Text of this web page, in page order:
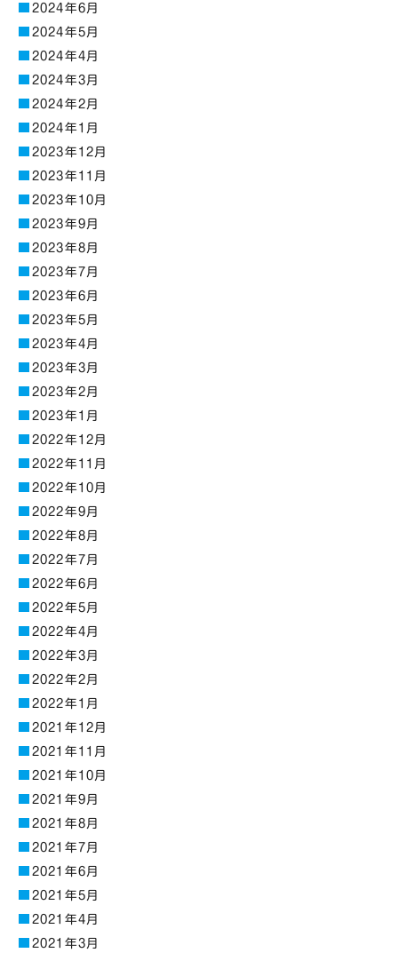
2024年6月
2024年5月
2024年4月
2024年3月
2024年2月
2024年1月
2023年12月
2023年11月
2023年10月
2023年9月
2023年8月
2023年7月
2023年6月
2023年5月
2023年4月
2023年3月
2023年2月
2023年1月
2022年12月
2022年11月
2022年10月
2022年9月
2022年8月
2022年7月
2022年6月
2022年5月
2022年4月
2022年3月
2022年2月
2022年1月
2021年12月
2021年11月
2021年10月
2021年9月
2021年8月
2021年7月
2021年6月
2021年5月
2021年4月
2021年3月